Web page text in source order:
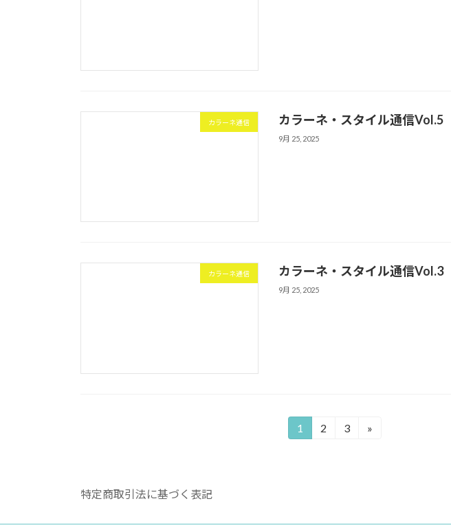
カラーネ通信 カラーネ・スタイル通信Vol.5
9月 25, 2025
カラーネ通信 カラーネ・スタイル通信Vol.3
9月 25, 2025
固
1
固
2
固
3 »
特定商取引法に基づく表記